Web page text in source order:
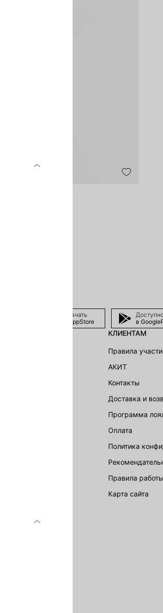
Скачать
в AppStore
в
КЛИЕНТАМ
Правила
АКИТ
Контакты
Доставка и
Программа
Оплата
Политика
Правила
карта сайта